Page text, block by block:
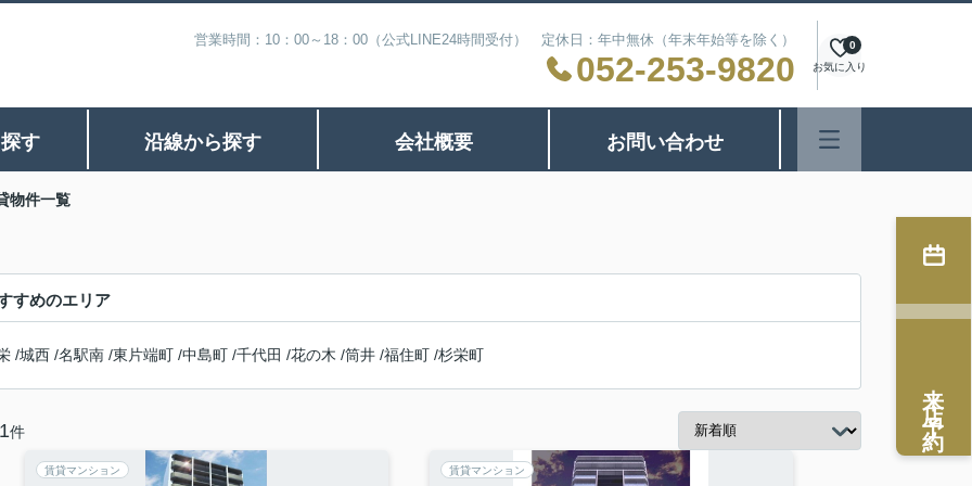
営業時間：10：00～18：00（公式LINE24時間受付） 定休日：年中無休（年末年始等を除く）
052-253-9820 お気に入り
0
す 沿線から探す 会社概要 お問い合わせ
物件一覧
すめのエリア
/城西 /名駅南 /東片端町 /中島町 /千代田 /花の木 /筒井 /福住町 /杉栄町
件
賃貸マンション 賃貸マンション
来店予約